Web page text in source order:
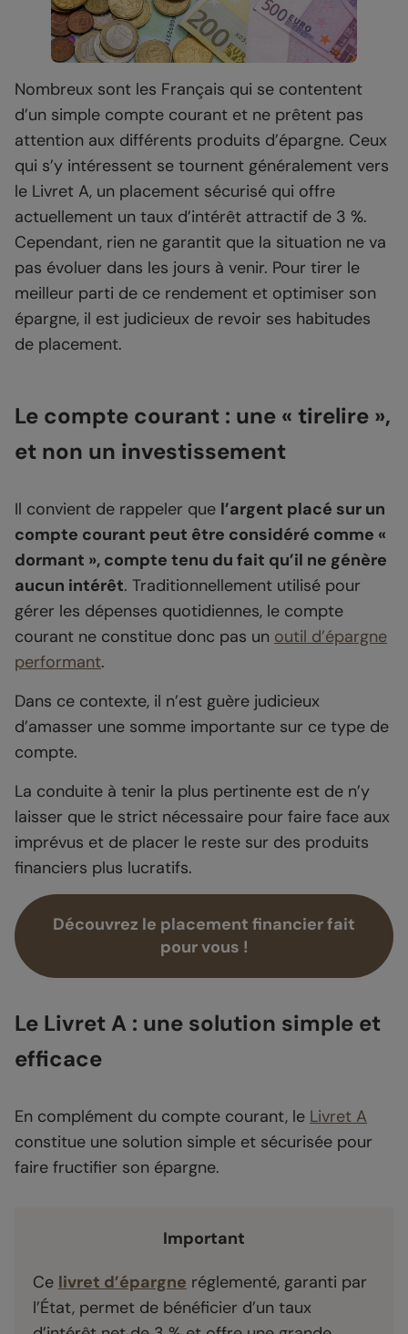
Nombreux sont les Français qui se contentent
d’un simple compte courant et ne prêtent pas
attention aux différents produits d’épargne. Ceux
qui s’y intéressent se tournent généralement vers
le Livret A, un placement sécurisé qui offre
actuellement un taux d’intérêt attractif de 3 %.
Cependant, rien ne garantit que la situation ne va
pas évoluer dans les jours à venir. Pour tirer le
meilleur parti de ce rendement et optimiser son
épargne, il est judicieux de revoir ses habitudes
de placement.
Le compte courant : une « tirelire »,
et non un investissement
Il convient de rappeler que l’argent placé sur un
compte courant peut être considéré comme «
dormant », compte tenu du fait qu’il ne génère
aucun intérêt. Traditionnellement utilisé pour
gérer les dépenses quotidiennes, le compte
courant ne constitue donc pas un outil d’épargne
performant.
Dans ce contexte, il n’est guère judicieux
d’amasser une somme importante sur ce type de
compte.
La conduite à tenir la plus pertinente est de n’y
laisser que le strict nécessaire pour faire face aux
imprévus et de placer le reste sur des produits
financiers plus lucratifs.
Découvrez le placement financier fait
pour vous !
Le Livret A : une solution simple et
efficace
En complément du compte courant, le Livret A
constitue une solution simple et sécurisée pour
faire fructifier son épargne.
Important
Ce livret d’épargne réglementé, garanti par
l’État, permet de bénéficier d’un taux